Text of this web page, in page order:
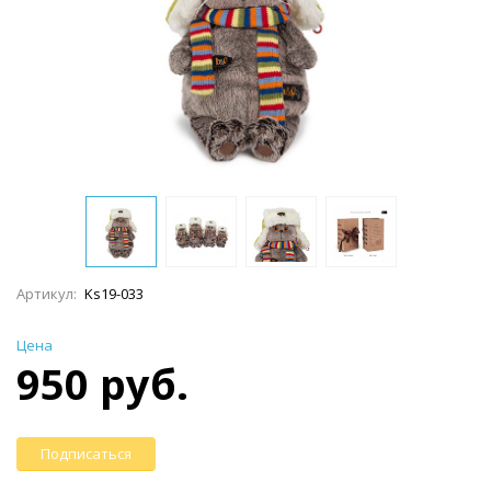
Артикул: Ks19-033
Цена
950 руб.
Подписаться